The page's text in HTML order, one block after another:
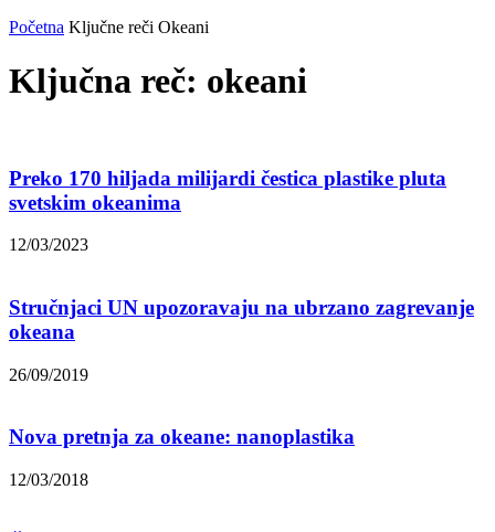
Početna Ključne reči Okeani
Ključna reč: okeani
Preko 170 hiljada milijardi čestica plastike pluta
svetskim okeanima
12/03/2023
Stručnjaci UN upozoravaju na ubrzano zagrevanje
okeana
26/09/2019
Nova pretnja za okeane: nanoplastika
12/03/2018